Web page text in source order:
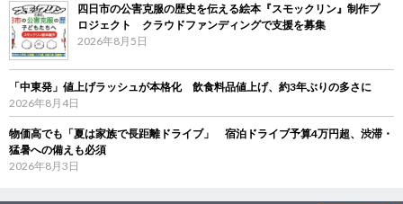
四日市の公害克服の歴史を伝える絵本『スモックリン』制作プ
ロジェクト クラウドファンディングで支援を募集
2026年8月5日
「中東発」値上げラッシュが本格化 飲食料品値上げ、約3年ぶりの多さに
2026年8月4日
物価高でも「夏は家族で長距離ドライブ」 宿泊ドライブ予算4万円超、渋滞・
猛暑への備えも必須
2026年8月3日